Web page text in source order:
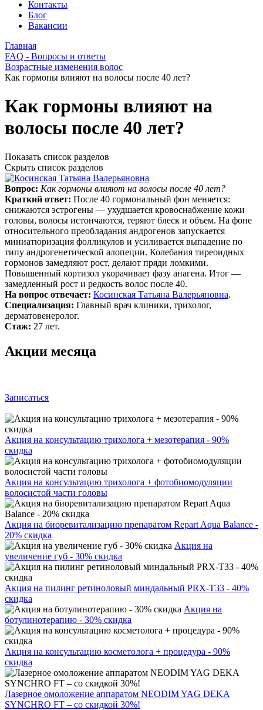
Контакты
Блог
Вакансии
Главная
FAQ - Вопросы и ответы
Возрастные изменения волос
Как гормоны влияют на волосы после 40 лет?
Как гормоны влияют на
волосы после 40 лет?
Показать список разделов
Скрыть список разделов
Вопрос: Как гормоны влияют на волосы после 40 лет?
Краткий ответ: После 40 гормональный фон меняется:
снижаются эстрогены — ухудшается кровоснабжение кожи
головы, волосы истончаются, теряют блеск и объем. На фоне
относительного преобладания андрогенов запускается
миниатюризация фолликулов и усиливается выпадение по
типу андрогенетической алопеции. Колебания тиреоидных
гормонов замедляют рост, делают пряди ломкими.
Повышенный кортизол укорачивает фазу анагена. Итог —
замедленный рост и редкость волос после 40.
На вопрос отвечает: Косинская Татьяна Валерьяновна.
Специализация: Главный врач клиники, трихолог,
дерматовенеролог.
Стаж: 27 лет.
Акции месяца
Записаться
Акция на консультацию трихолога + мезотерапия - 90%
скидка
Акция на консультацию трихолога + фотобиомодуляции
волосистой части головы
Акция на биоревитализацию препаратом Repart Aqua Balance -
20% скидка
Акция на
увеличение губ - 30% скидка
Акция на пилинг ретиноловый миндальный PRX-T33 - 40%
скидка
Акция на
ботулинотерапию - 30% скидка
Акция на консультацию косметолога + процедура - 90%
скидка
Лазерное омоложение аппаратом NEODIM YAG DEKA
SYNCHRO FT – со скидкой 30%!